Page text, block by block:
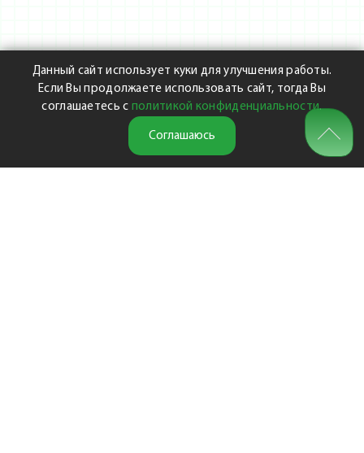
Данный сайт использует куки для улучшения работы.
Если Вы продолжаете использовать сайт, тогда Вы
соглашаетесь с политикой конфиденциальности.
Соглашаюсь